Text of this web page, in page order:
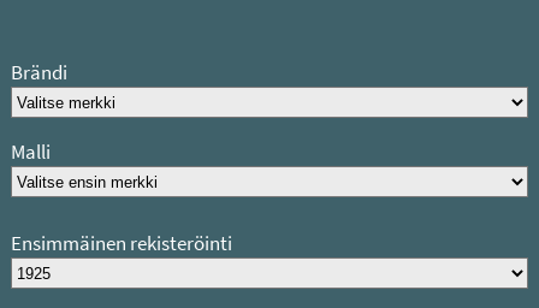
Brändi
Malli
Ensimmäinen rekisteröinti